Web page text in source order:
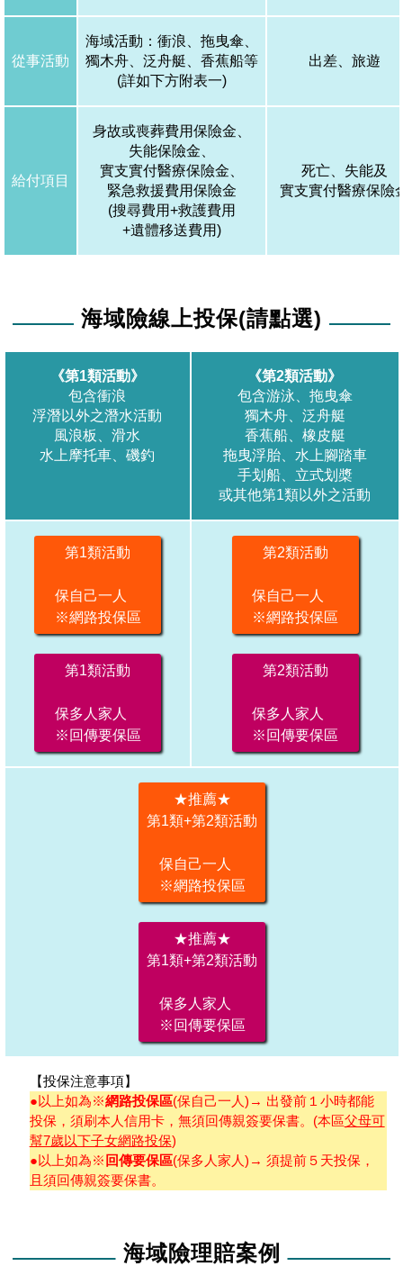
從事活動
海域活動：衝浪、拖曳傘、
獨木舟、泛舟艇、香蕉船等
(詳如下方附表一)
出差、旅遊
給付項目
身故或喪葬費用保險金、
失能保險金、
實支實付醫療保險金、
緊急救援費用保險金
(搜尋費用+救護費用
+遺體移送費用)
死亡、失能及
實支實付醫療保險
海域險線上投保(請點選)
《第1類活動》
包含衝浪
浮潛以外之潛水活動
風浪板、滑水
水上摩托車、磯釣
《第2類活動》
包含游泳、拖曳傘
獨木舟、泛舟艇
香蕉船、橡皮艇
拖曳浮胎、水上腳踏車
手划船、立式划槳
或其他第1類以外之活動
第1類活動
保自己一人
※網路投保區
第1類活動
保多人家人
※回傳要保區
第2類活動
保自己一人
※網路投保區
第2類活動
保多人家人
※回傳要保區
★推薦★
第1類+第2類活動
保自己一人
※網路投保區
★推薦★
第1類+第2類活動
保多人家人
※回傳要保區
【投保注意事項】
●以上如為※網路投保區(保自己一人)→ 出發前１小時都能
投保，須刷本人信用卡，無須回傳親簽要保書。(本區父母可
幫7歲以下子女網路投保)
●以上如為※ 回傳要保區(保多人家人)→ 須提前５天投保，
且須回傳親簽要保書。
海域險理賠案例